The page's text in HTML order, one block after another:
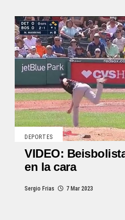
DEPORTES
VIDEO:
en la cara
Sergio Frias 7 Mar 2023